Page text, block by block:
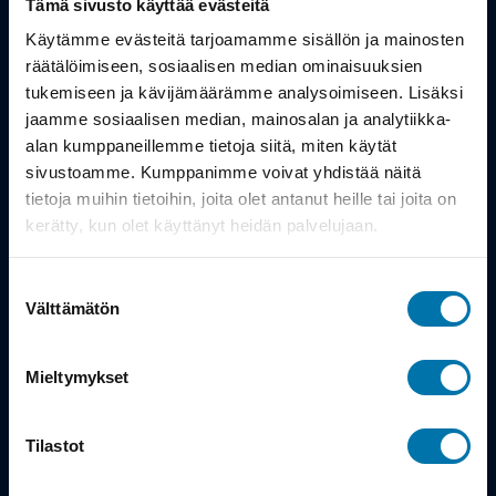
Tämä sivusto käyttää evästeitä
Käytämme evästeitä tarjoamamme sisällön ja mainosten
räätälöimiseen, sosiaalisen median ominaisuuksien
tukemiseen ja kävijämäärämme analysoimiseen. Lisäksi
jaamme sosiaalisen median, mainosalan ja analytiikka-
alan kumppaneillemme tietoja siitä, miten käytät
sivustoamme. Kumppanimme voivat yhdistää näitä
tietoja muihin tietoihin, joita olet antanut heille tai joita on
kerätty, kun olet käyttänyt heidän palvelujaan.
valinta
Välttämätön
Mieltymykset
Tilastot
Työsuhdepyörä
Info
Toimitus
Takuu ja palautukset
Maksutavat